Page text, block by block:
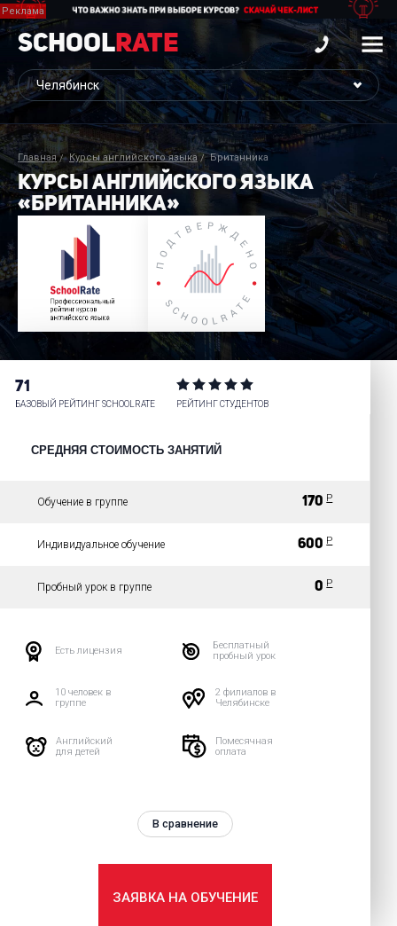
School Rate
Главная Курсы английского языка Британника
КУРСЫ АНГЛИЙСКОГО ЯЗЫКА
«БРИТАННИКА»
71
БАЗОВЫЙ РЕЙТИНГ SCHOOLRATE РЕЙТИНГ СТУДЕНТОВ
СРЕДНЯЯ СТОИМОСТЬ ЗАНЯТИЙ
Обучение в группе 170 Р
Индивидуальное обучение 600 Р
Пробный урок в группе 0 Р
Есть лицензия
Бесплатный
пробный урок
10 человек в
группе
2 филиалов в
Челябинске
Английский
для детей
Помесячная
оплата
ЗАЯВКА НА ОБУЧЕНИЕ
В сравнение